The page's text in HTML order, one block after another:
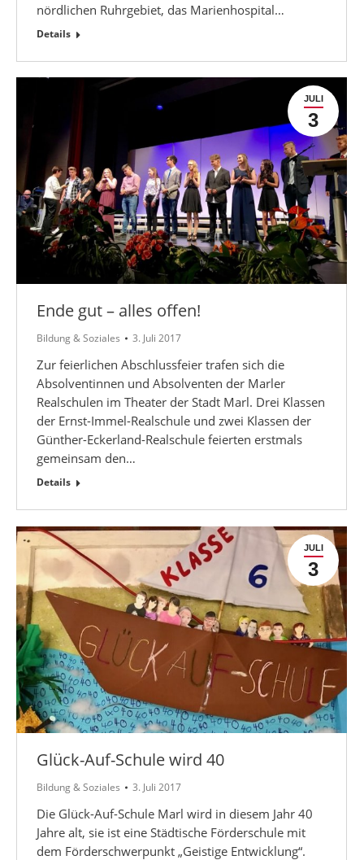
nördlichen Ruhrgebiet, das Marienhospital…
Details
JULI
3
Ende gut – alles offen!
Bildung & Soziales 3. Juli 2017
Zur feierlichen Abschlussfeier trafen sich die
Absolventinnen und Absolventen der Marler
Realschulen im Theater der Stadt Marl. Drei Klassen
der Ernst-Immel-Realschule und zwei Klassen der
Günther-Eckerland-Realschule feierten erstmals
gemeinsam den…
Details
JULI
3
Glück-Auf-Schule wird 40
Bildung & Soziales 3. Juli 2017
Die Glück-Auf-Schule Marl wird in diesem Jahr 40
Jahre alt, sie ist eine Städtische Förderschule mit
dem Förderschwerpunkt „Geistige Entwicklung“.